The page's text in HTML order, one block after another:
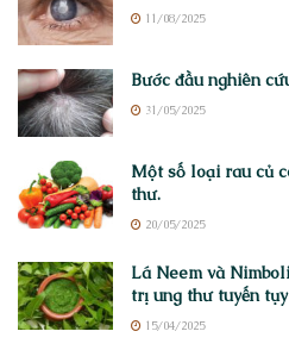
11/08/2025
Bước đầu nghiên
31/05/2025
Một số loại rau củ
thư.
20/05/2025
Lá Neem và
trị ung thư tuyến tụy
15/04/2025